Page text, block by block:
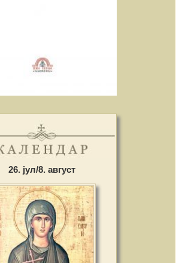
26. јул/8. август